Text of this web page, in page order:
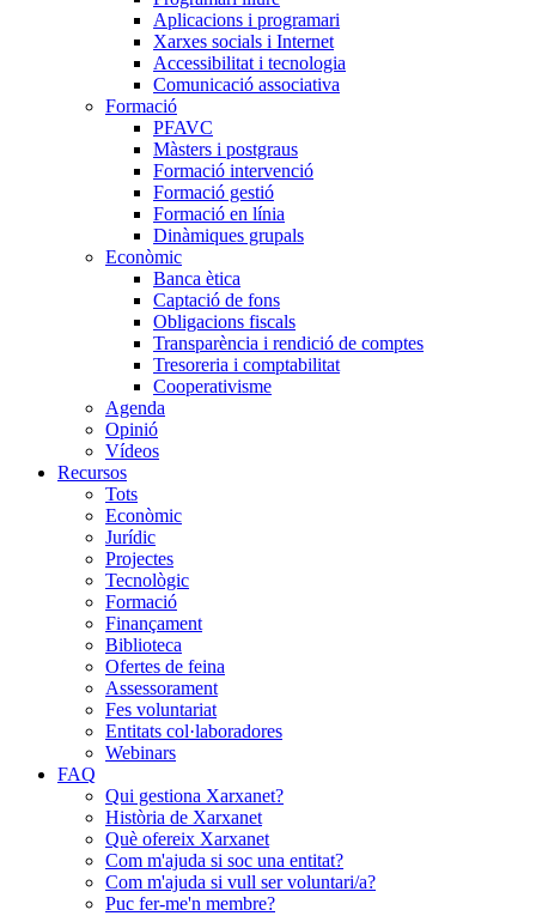
Aplicacions i programari
Xarxes socials i Internet
Accessibilitat i tecnologia
Comunicació associativa
Formació
PFAVC
Màsters i postgraus
Formació intervenció
Formació gestió
Formació en línia
Dinàmiques grupals
Econòmic
Banca ètica
Captació de fons
Obligacions fiscals
Transparència i rendició de comptes
Tresoreria i comptabilitat
Cooperativisme
Agenda
Opinió
Vídeos
Recursos
Tots
Econòmic
Jurídic
Projectes
Tecnològic
Formació
Finançament
Biblioteca
Ofertes de feina
Assessorament
Fes voluntariat
Entitats col·laboradores
Webinars
FAQ
Qui gestiona Xarxanet?
Història de Xarxanet
Què ofereix Xarxanet
Com m'ajuda si soc una entitat?
Com m'ajuda si vull ser voluntari/a?
Puc fer-me'n membre?